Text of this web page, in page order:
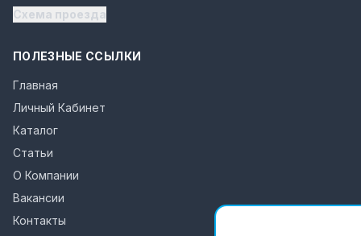
Схема проезда
ПОЛЕЗНЫЕ ССЫЛКИ
Главная
Личный Кабинет
Каталог
Статьи
О Компании
Вакансии
Контакты